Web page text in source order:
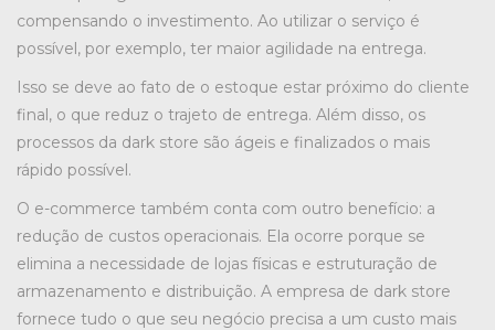
compensando o investimento. Ao utilizar o serviço é
possível, por exemplo, ter maior agilidade na entrega.
Isso se deve ao fato de o estoque estar próximo do cliente
final, o que reduz o trajeto de entrega. Além disso, os
processos da dark store são ágeis e finalizados o mais
rápido possível.
O e-commerce também conta com outro benefício: a
redução de custos operacionais. Ela ocorre porque se
elimina a necessidade de lojas físicas e estruturação de
armazenamento e distribuição. A empresa de dark store
fornece tudo o que seu negócio precisa a um custo mais